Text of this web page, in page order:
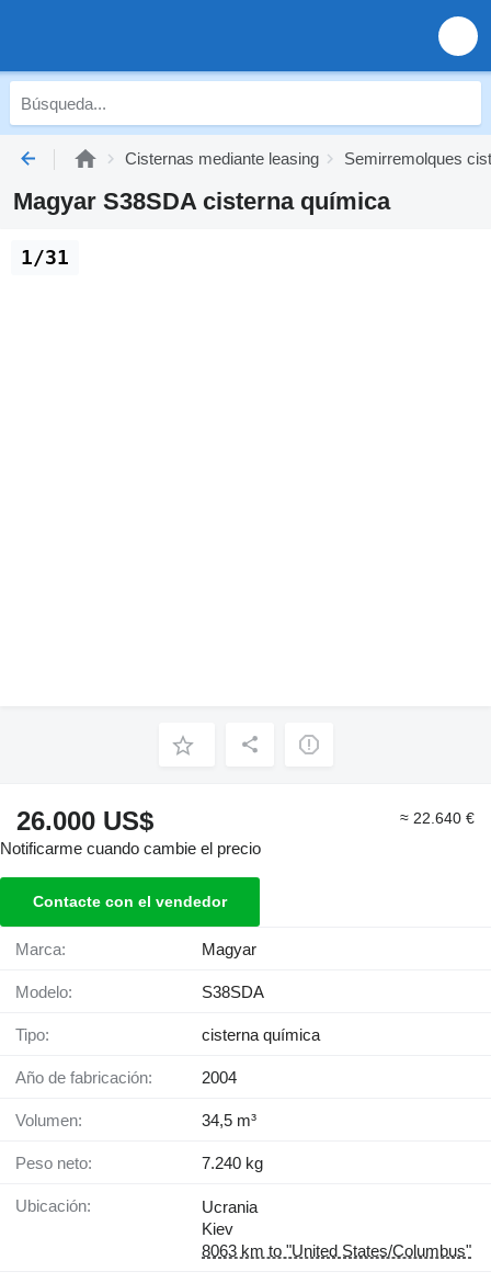
Cisternas mediante leasing Semirremolques
Magyar S38SDA cisterna química
1/31
26.000 US$ ≈ 22.640 €
Notificarme cuando cambie el precio
Contacte con el vendedor
Marca: Magyar
Modelo: S38SDA
Tipo: cisterna química
Año de fabricación: 2004
Volumen: 34,5 m³
Peso neto: 7.240 kg
Ubicación:
Ucrania
Kiev
8063 km to "United States/Columbus"